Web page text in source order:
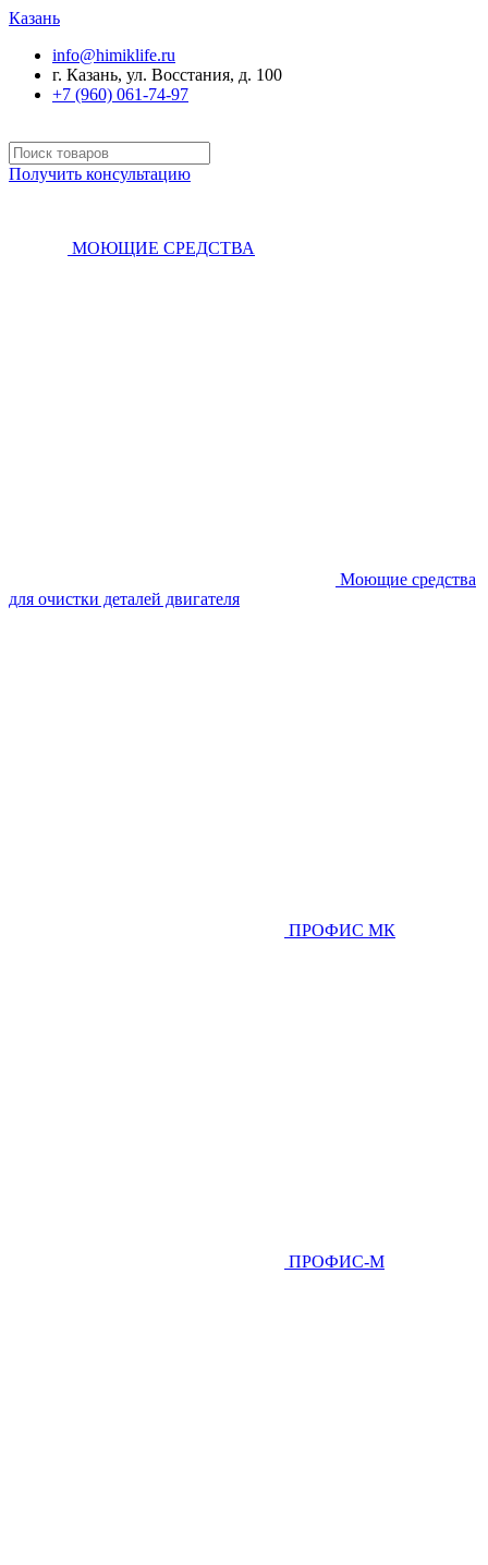
Казань
info@himiklife.ru
г. Казань, ул. Восстания, д. 100
+7 (960) 061-74-97
Получить консультацию
МОЮЩИЕ СРЕДСТВА
Моющие средства
для очистки деталей двигателя
ПРОФИС МК
ПРОФИС-М